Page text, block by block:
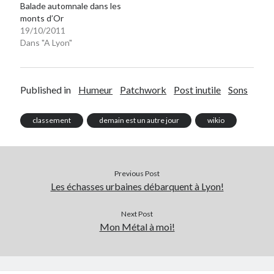
On parle de quoi ?
Bon plan du dimanche
Daddy
Geek
Patchwork
Balade automnale dans les
monts d’Or
19/10/2011
Dans "A Lyon"
Published in Humeur Patchwork Post inutile Sons
classement demain est un autre jour wikio
Previous Post
Les échasses urbaines débarquent à Lyon!
Next Post
Mon Métal à moi!